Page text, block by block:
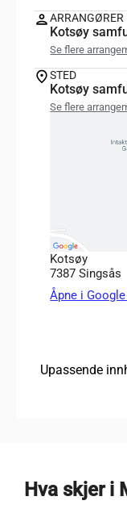
ARRANGØRER
Kotsøy
Se flere
STED
Kotsøy
Se flere
Kotsøy
7387 Singsås
Åpne i
Upassende
Hva skjer i